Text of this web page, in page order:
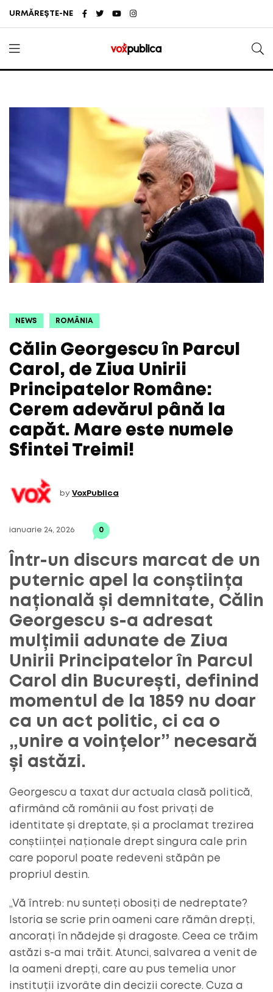
URMĂREȘTE-NE
NEWS ROMÂNIA
Călin Georgescu în Parcul
Carol, de Ziua Unirii
Principatelor Române:
Cerem adevărul până la
capăt. Mare este numele
Sfintei Treimi!
by VoxPublica
ianuarie 24, 2026 0
Într-un discurs marcat de un
puternic apel la conștiința
națională și demnitate, Călin
Georgescu s-a adresat
mulțimii adunate de Ziua
Unirii Principatelor în Parcul
Carol din București, definind
momentul de la 1859 nu doar
ca un act politic, ci ca o
„unire a voințelor” necesară
și astăzi.
Georgescu a taxat dur actuala clasă politică,
afirmând că românii au fost privați de
identitate și dreptate, și a proclamat trezirea
conștiinței naționale drept singura cale prin
care poporul poate redeveni stăpân pe
propriul destin.
„Vă întreb: nu sunteți obosiți de nedreptate?
Istoria se scrie prin oameni care rămân drepți,
ancorați în nădejde și dragoste. Ceea ce trăim
astăzi s-a mai trăit. Atunci, salvarea a venit de
la oameni drepți, care au pus temelia unor
instituții izvorâte din decizii corecte. Cuza a